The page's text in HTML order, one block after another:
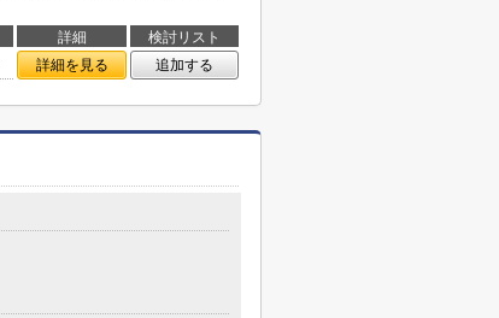
詳細
検討リスト
詳細を見る 追加する